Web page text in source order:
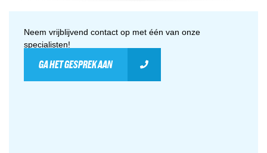
Neem vrijblijvend contact op met één van onze
specialisten!
GA HET GESPREK AAN